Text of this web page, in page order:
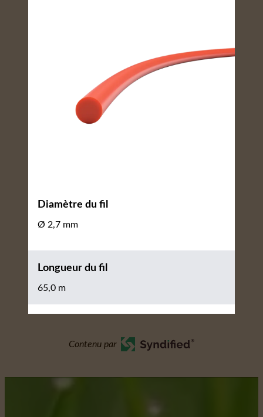
Diamètre du fil
Ø 2,7 mm
Longueur du fil
65,0 m
Contenu par